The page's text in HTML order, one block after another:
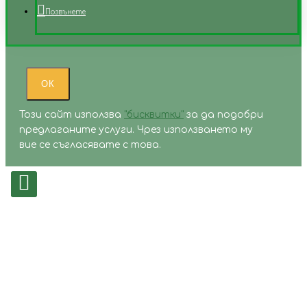
Позвънете
ОК
Този сайт използва "бисквитки" за да подобри
предлаганите услуги. Чрез използването му
вие се съгласявате с това.